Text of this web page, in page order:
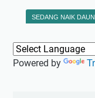
SEDANG NAIK DAUN
Powered by